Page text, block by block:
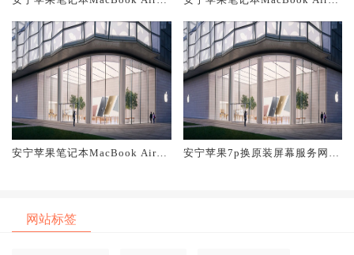
安宁苹果笔记本MacBook Air换
安宁苹果7p换原装屏幕服务网点
网站标签